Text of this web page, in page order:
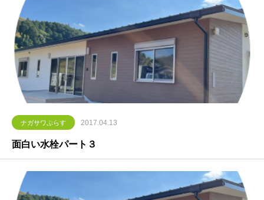
ナガサワぷらす 2017.04.13
面白い水栓パート３